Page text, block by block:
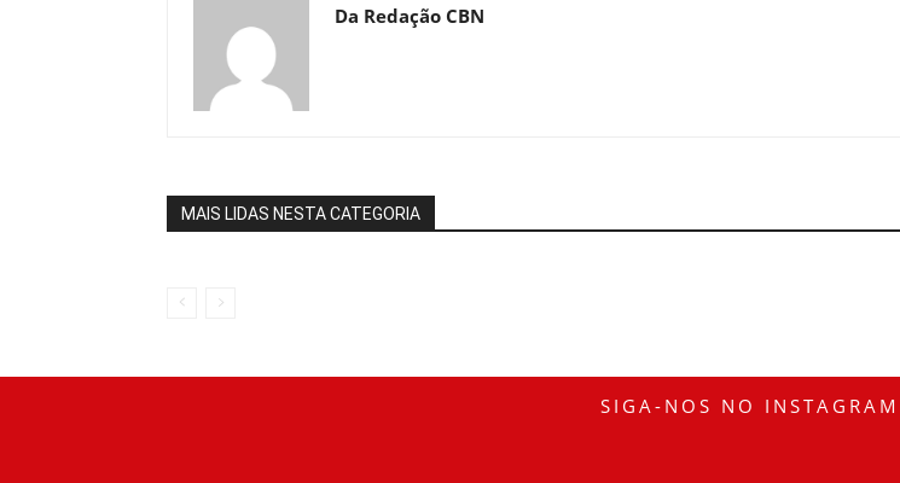
Da Redação CBN
MAIS LIDAS NESTA CATEGORIA
SIGA-NOS NO INSTAGRAM